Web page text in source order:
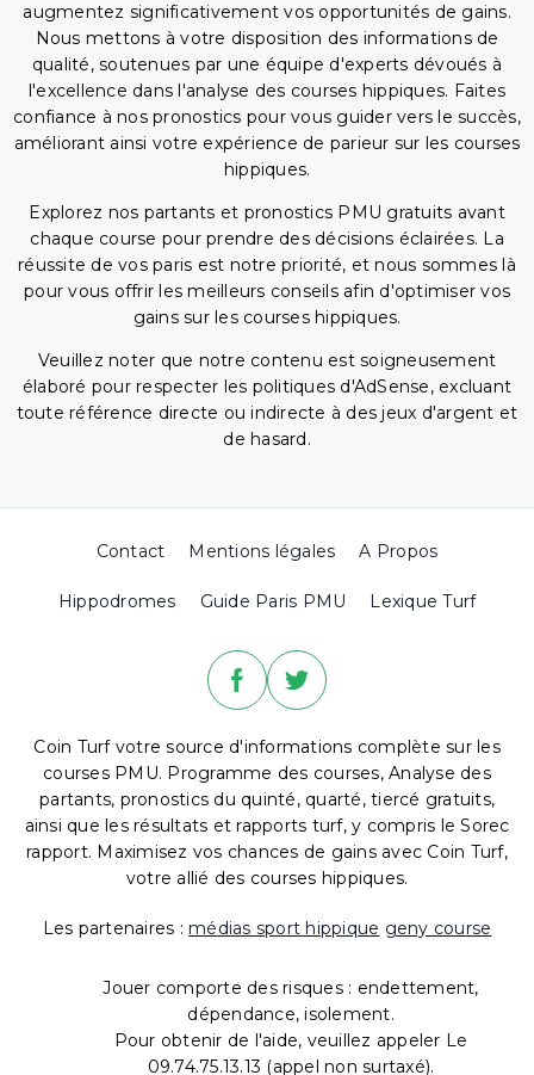
augmentez significativement vos opportunités de gains.
Nous mettons à votre disposition des informations de
qualité, soutenues par une équipe d'experts dévoués à
l'excellence dans l'analyse des courses hippiques. Faites
confiance à nos pronostics pour vous guider vers le succès,
améliorant ainsi votre expérience de parieur sur les courses
hippiques.
Explorez nos partants et pronostics PMU gratuits avant
chaque course pour prendre des décisions éclairées. La
réussite de vos paris est notre priorité, et nous sommes là
pour vous offrir les meilleurs conseils afin d'optimiser vos
gains sur les courses hippiques.
Veuillez noter que notre contenu est soigneusement
élaboré pour respecter les politiques d'AdSense, excluant
toute référence directe ou indirecte à des jeux d'argent et
de hasard.
Contact Mentions légales A Propos
Hippodromes Guide Paris PMU Lexique Turf
Coin Turf votre source d'informations complète sur les
courses PMU. Programme des courses, Analyse des
partants, pronostics du quinté, quarté, tiercé gratuits,
ainsi que les résultats et rapports turf, y compris le Sorec
rapport. Maximisez vos chances de gains avec Coin Turf,
votre allié des courses hippiques.
Les partenaires : médias sport hippique geny course
Jouer comporte des risques : endettement,
dépendance, isolement.
Pour obtenir de l'aide, veuillez appeler Le
09.74.75.13.13 (appel non surtaxé).